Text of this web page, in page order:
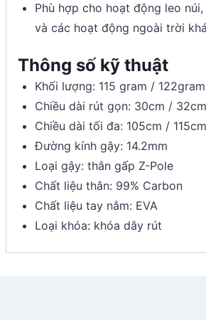
Phù hợp cho hoạt động leo
và các hoạt động ngoài trời
Thông số kỹ thuật
Khối lượng: 115 gram /
Chiều dài rút gọn: 30cm /
Chiều dài tối đa: 105cm /
Đường kính gậy: 14.2mm
Loại gậy: thân gấp Z-Pole
Chất liệu thân: 99% Carbon
Chất liệu tay nắm: EVA
Loại khóa: khóa dây rút